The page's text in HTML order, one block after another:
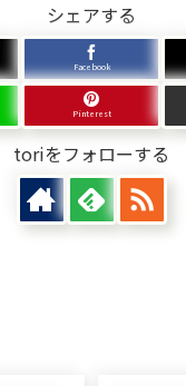
シェアする
Facebook
Pinterest
toriをフォローする